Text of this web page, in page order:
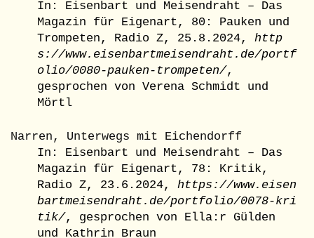
In: Eisenbart und Meisendraht – Das
Magazin für Eigenart, 80: Pauken und
Trompeten, Radio Z, 25.8.2024,http
s://www.eisenbartmeisendraht.de/portf
olio/0080-pauken-trompeten/,
gesprochen von Verena Schmidt und
Mörtl
Narren, Unterwegs mit Eichendorff
In: Eisenbart und Meisendraht – Das
Magazin für Eigenart, 78: Kritik,
Radio Z, 23.6.2024,https://www.eisen
bartmeisendraht.de/portfolio/0078-kri
tik/, gesprochen von Ella:r Gülden
und Kathrin Braun